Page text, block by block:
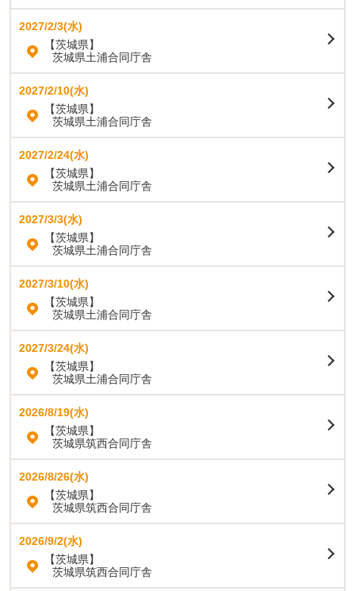
2027/2/3(水)
【茨城県】
茨城県土浦合同庁舎
2027/2/10(水)
【茨城県】
茨城県土浦合同庁舎
2027/2/24(水)
【茨城県】
茨城県土浦合同庁舎
2027/3/3(水)
【茨城県】
茨城県土浦合同庁舎
2027/3/10(水)
【茨城県】
茨城県土浦合同庁舎
2027/3/24(水)
【茨城県】
茨城県土浦合同庁舎
2026/8/19(水)
【茨城県】
茨城県筑西合同庁舎
2026/8/26(水)
【茨城県】
茨城県筑西合同庁舎
2026/9/2(水)
【茨城県】
茨城県筑西合同庁舎